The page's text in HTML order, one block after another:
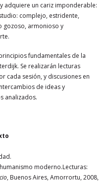
adquiere un cariz imponderable:
complejo, estridente,
gozoso, armonioso y
fundamentales de la
Se realizarán lecturas
cada sesión, y discusiones en
de ideas y
analizados.
moderno.Lecturas:
, Buenos Aires, Amorrortu, 2008,